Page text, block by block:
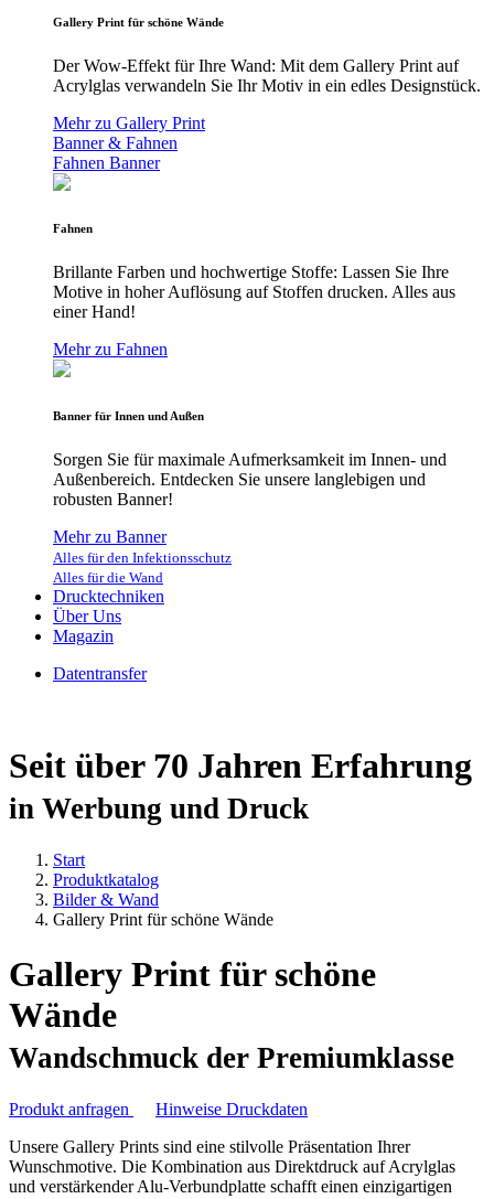
Gallery Print für schöne Wände
Der Wow-Effekt für Ihre Wand: Mit dem Gallery Print auf
Acrylglas verwandeln Sie Ihr Motiv in ein edles Designstück.
Mehr zu Gallery Print
Banner & Fahnen
Fahnen Banner
Fahnen
Brillante Farben und hochwertige Stoffe: Lassen Sie Ihre
Motive in hoher Auflösung auf Stoffen drucken. Alles aus
einer Hand!
Mehr zu Fahnen
Banner für Innen und Außen
Sorgen Sie für maximale Aufmerksamkeit im Innen- und
Außenbereich. Entdecken Sie unsere langlebigen und
robusten Banner!
Mehr zu Banner
Alles für den Infektionsschutz
Alles für die Wand
Drucktechniken
Über Uns
Magazin
Datentransfer
Seit über 70 Jahren Erfahrung
in Werbung und Druck
Start
Produktkatalog
Bilder & Wand
Gallery Print für schöne Wände
Gallery Print für schöne
Wände
Wandschmuck der Premiumklasse
Produkt anfragen
Hinweise Druckdaten
Unsere Gallery Prints sind eine stilvolle Präsentation Ihrer
Wunschmotive. Die Kombination aus Direktdruck auf Acrylglas
und verstärkender Alu-Verbundplatte schafft einen einzigartigen